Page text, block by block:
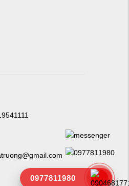
0977811980